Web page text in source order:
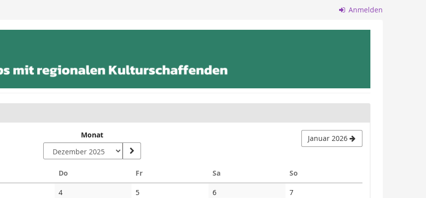
Anmelden
Monat Januar 2026
Do FrFreitag SaSamstag So
4Keine
5Keine
6 7Keine